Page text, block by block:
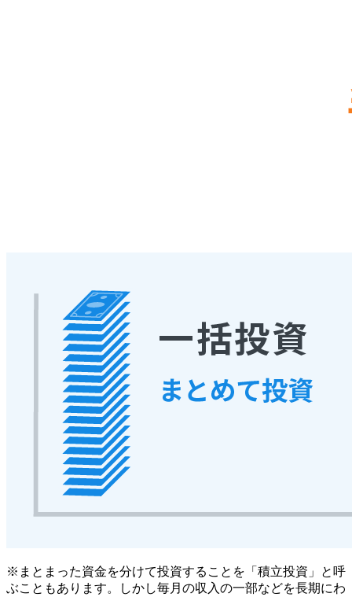
※まとまった資金を分けて投資することを「積立投資」と呼
ぶこともあります。しかし毎月の収入の一部などを長期にわ